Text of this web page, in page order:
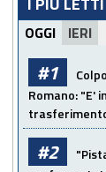
OGGI IERI
#1
Romano: "E'
#2